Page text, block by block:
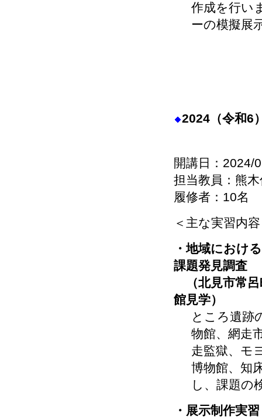
作成を行い
ーの模擬展
2024（令和6
開講日：2024/
担当教員：熊
履修者：10名
＜主な実習内
・地域におけ
課題発見調査
（北見市常呂
館見学）
ところ遺跡
物館、網走
走監獄、モ
博物館、知
し、課題の
・展示制作実習